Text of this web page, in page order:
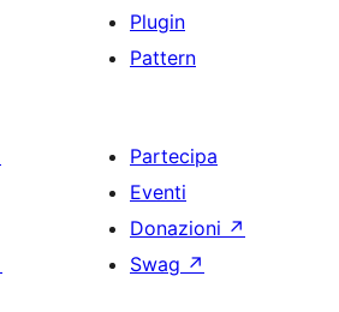
Plugin
Pattern
Partecipa
Eventi
Donazioni ↗
Swag ↗